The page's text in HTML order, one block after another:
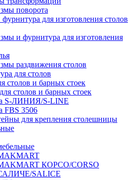
поворота
для изготовления столов
и фурнитура для изготовления
раздвижения столов
для столов
столов и барных стоек
столов и барных стоек
S-ЛИНИЯ/S-LINE
FBS 3506
для крепления столешницы
КОРСО/CORSO
SALICE